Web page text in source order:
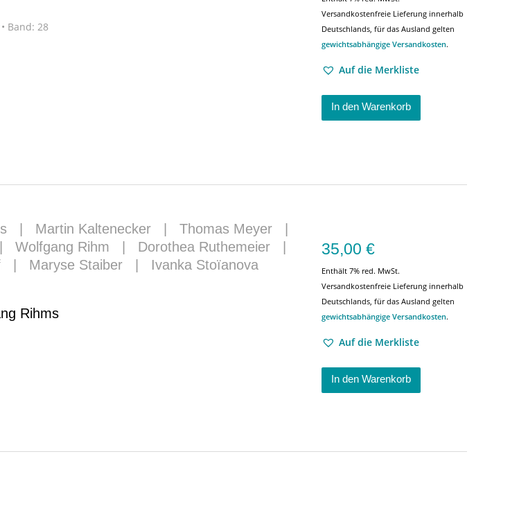
• Band: 28
Versandkostenfreie Lieferung innerhalb
Deutschlands, für das Ausland gelten
gewichtsabhängige Versandkosten.
Auf die Merkliste
In den Warenkorb
Martin Kaltenecker Thomas Meyer
Wolfgang Rihm Dorothea Ruthemeier
Maryse Staiber Ivanka Stoïanova
Rihms
35,00 €
Enthält 7% red. MwSt.
Versandkostenfreie Lieferung innerhalb
Deutschlands, für das Ausland gelten
gewichtsabhängige Versandkosten.
Auf die Merkliste
In den Warenkorb